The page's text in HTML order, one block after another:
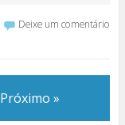
Deixe um comentário
Próximo »